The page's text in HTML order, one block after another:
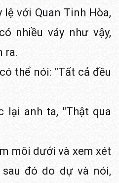
với Quan Tinh Hòa,
nhiều váy như vậy,
ra.
thể nói: "Tất cả đều
lại anh ta, "Thật qua
môi dưới và xem xét
đó do dự và nói,